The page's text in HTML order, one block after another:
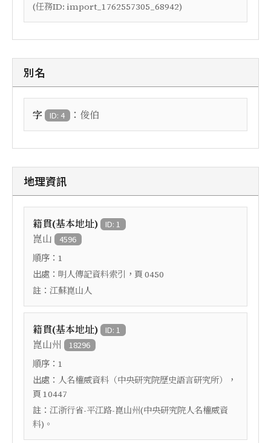
(任務ID: import_1762557305_68942)
別名
字 ID: 4 ： 俊伯
地理資訊
籍貫(基本地址) ID: 1
崑山 4596
順序： 1
出處： 明人傳記資料索引 ，頁 0450
註： 江蘇崑山人
籍貫(基本地址) ID: 1
崑山州 18296
順序： 1
出處： 人名權威資料（中央研究院歷史語言研究所）
，
頁 10447
註： 江浙行省-平江路-崑山州(中央研究院人名權威資
料)。